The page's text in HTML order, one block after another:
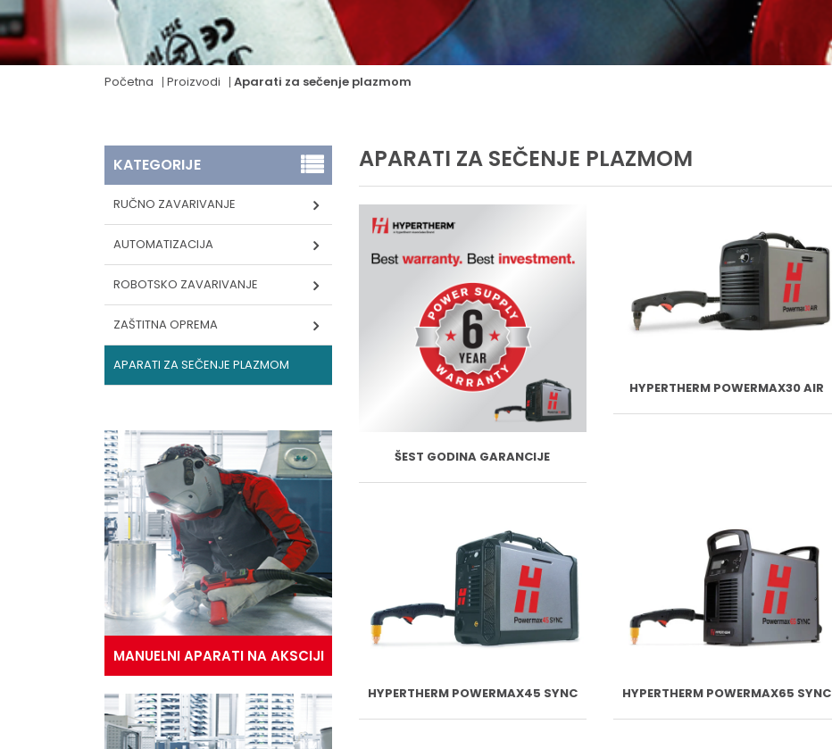
Početna Proizvodi Aparati za sečenje plazmom
KATEGORIJE
RUČNO ZAVARIVANJE
AUTOMATIZACIJA
ROBOTSKO ZAVARIVANJE
ZAŠTITNA OPREMA
APARATI ZA SEČENJE PLAZMOM
MANUELNI APARATI NA AKSCIJI
APARATI ZA SEČENJE PLAZMOM
ŠEST GODINA GARANCIJE
HYPERTHERM POWERMAX30 AIR
HYPERTHERM POWERMAX45 SYNC HYPERTHERM POWERMAX65 SYNC